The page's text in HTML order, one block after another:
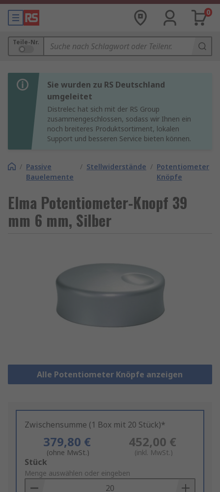
0
Teile-Nr.
Sie wurden zu RS Deutschland
umgeleitet
Distrelec hat sich mit der RS Group
zusammengeschlossen, sodass wir Ihnen ein
noch breiteres Produktsortiment, lokalen
Support und besseren Service bieten können.
/ Passive
Bauelemente
/ Stellwiderstände / Potentiometer
Knöpfe
Elma Potentiometer-Knopf 39
mm 6 mm, Silber
Alle Potentiometer Knöpfe anzeigen
Zwischensumme (1 Box mit 20 Stück)*
379,80 €
(ohne MwSt.)
452,00 €
(inkl. MwSt.)
Add
to
Basket
Stück
Menge auswählen oder eingeben